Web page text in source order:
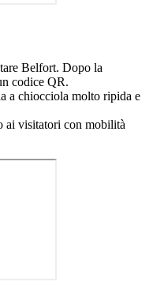
Belfort. Dopo la
codice QR.
a chiocciola molto ripida e
ai visitatori con mobilità